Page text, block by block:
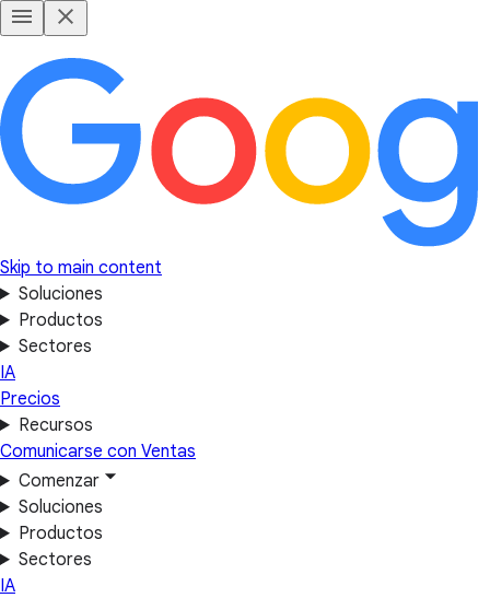
Skip to main content
Soluciones
Productos
Sectores
IA
Precios
Recursos
Comunicarse con Ventas
Comenzar
Soluciones
Productos
Sectores
IA